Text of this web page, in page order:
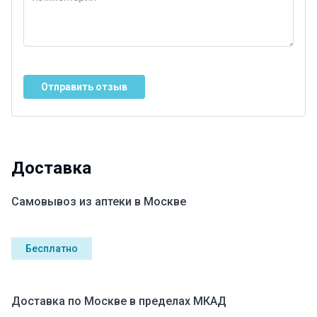
Отправить отзыв
Доставка
Самовывоз из аптеки в Москве
Бесплатно
Доставка по Москве в пределах МКАД